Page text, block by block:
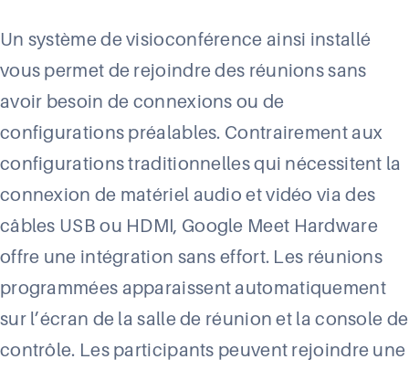
Un système de visioconférence ainsi installé
vous permet de rejoindre des réunions sans
avoir besoin de connexions ou de
configurations préalables. Contrairement aux
configurations traditionnelles qui nécessitent la
connexion de matériel audio et vidéo via des
câbles USB ou HDMI, Google Meet Hardware
offre une intégration sans effort. Les réunions
programmées apparaissent automatiquement
sur l’écran de la salle de réunion et la console de
contrôle. Les participants peuvent rejoindre une